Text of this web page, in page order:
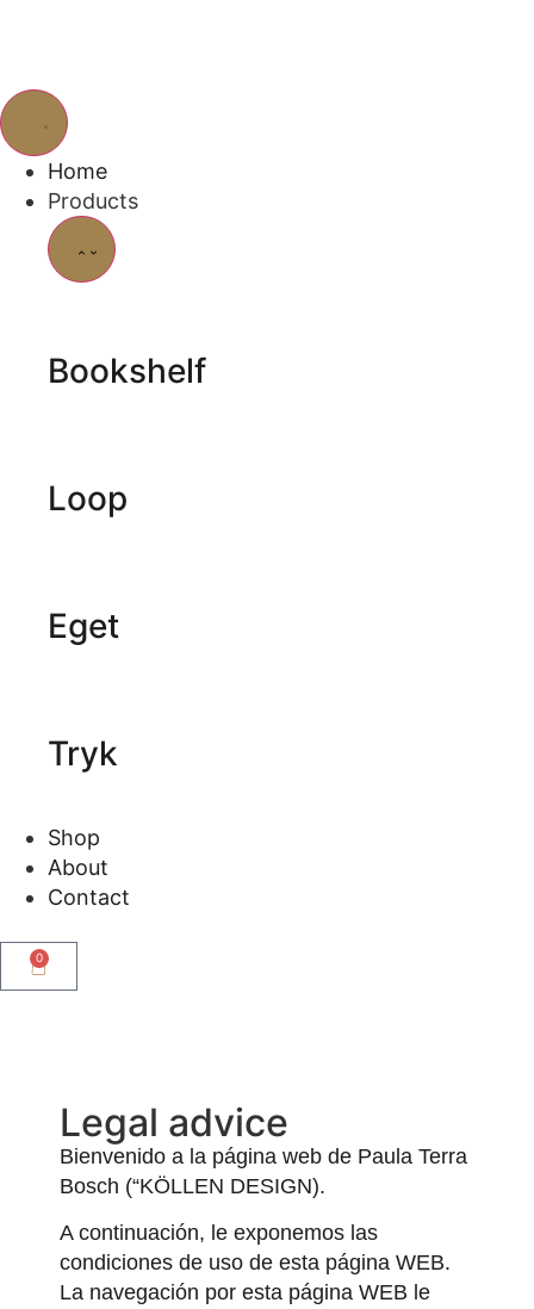
Home
Products
Bookshelf
Loop
Eget
Tryk
Shop
About
Contact
0
Legal advice
Bienvenido a la página web de Paula Terra
Bosch (“KÖLLEN DESIGN).
A continuación, le exponemos las
condiciones de uso de esta página WEB.
La navegación por esta página WEB le